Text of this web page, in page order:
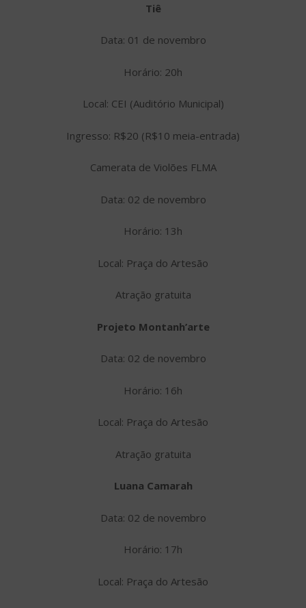
Tiê
Data: 01 de novembro
Horário: 20h
Local: CEI (Auditório Municipal)
Ingresso: R$20 (R$10 meia-entrada)
Camerata de Violões FLMA
Data: 02 de novembro
Horário: 13h
Local: Praça do Artesão
Atração gratuita
Projeto Montanh’arte
Data: 02 de novembro
Horário: 16h
Local: Praça do Artesão
Atração gratuita
Luana Camarah
Data: 02 de novembro
Horário: 17h
Local: Praça do Artesão